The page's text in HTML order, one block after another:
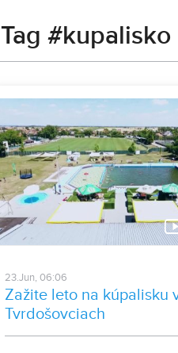
Tag #kupalisko
23.Jun, 06:06
Zažite leto na kúpalisku
Tvrdošovciach